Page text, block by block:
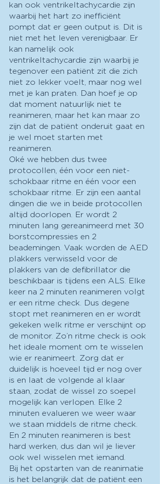
kan ook ventrikeltachycardie zijn
waarbij het hart zo inefficiënt
pompt dat er geen output is. Dit is
niet met het leven verenigbaar. Er
kan namelijk ook
ventrikeltachycardie zijn waarbij je
tegenover een patiënt zit die zich
niet zo lekker voelt, maar nog wel
met je kan praten. Dan hoef je op
dat moment natuurlijk niet te
reanimeren, maar het kan maar zo
zijn dat de patiënt onderuit gaat en
je wel moet starten met
reanimeren.
Oké we hebben dus twee
protocollen, één voor een niet-
schokbaar ritme en één voor een
schokbaar ritme. Er zijn een aantal
dingen die we in beide protocollen
altijd doorlopen. Er wordt 2
minuten lang gereanimeerd met 30
borstcompressies en 2
beademingen. Vaak worden de AED
plakkers verwisseld voor de
plakkers van de defibrillator die
beschikbaar is tijdens een ALS. Elke
keer na 2 minuten reanimeren volgt
er een ritme check. Dus degene
stopt met reanimeren en er wordt
gekeken welk ritme er verschijnt op
de monitor. Zo’n ritme check is ook
het ideale moment om te wisselen
wie er reanimeert. Zorg dat er
duidelijk is hoeveel tijd er nog over
is en laat de volgende al klaar
staan, zodat de wissel zo soepel
mogelijk kan verlopen. Elke 2
minuten evalueren we weer waar
we staan middels de ritme check.
En 2 minuten reanimeren is best
hard werken, dus dan wil je liever
ook wel wisselen met iemand.
Bij het opstarten van de reanimatie
is het belangrijk dat de patiënt een